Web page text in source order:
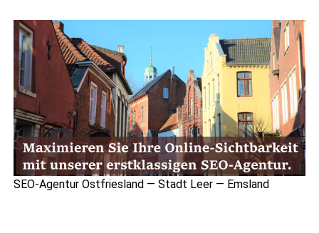
SEO-Agen­tur Ost­fries­land — Stadt Leer — Emsland